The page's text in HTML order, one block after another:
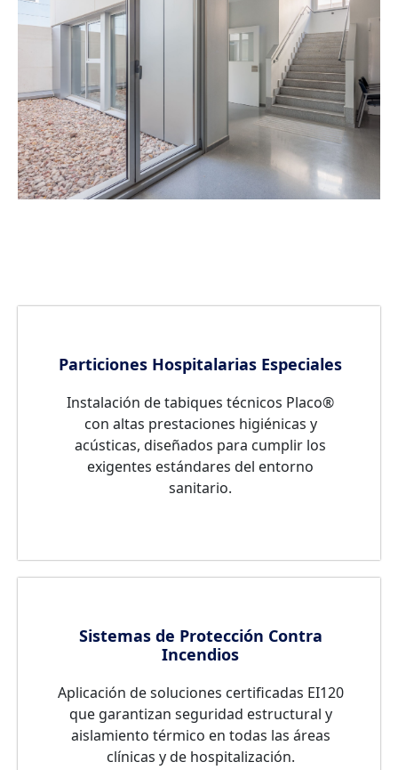
Particiones Hospitalarias Especiales
Instalación de tabiques técnicos Placo®
con altas prestaciones higiénicas y
acústicas, diseñados para cumplir los
exigentes estándares del entorno
sanitario.
Sistemas de Protección Contra
Incendios
Aplicación de soluciones certificadas EI120
que garantizan seguridad estructural y
aislamiento térmico en todas las áreas
clínicas y de hospitalización.